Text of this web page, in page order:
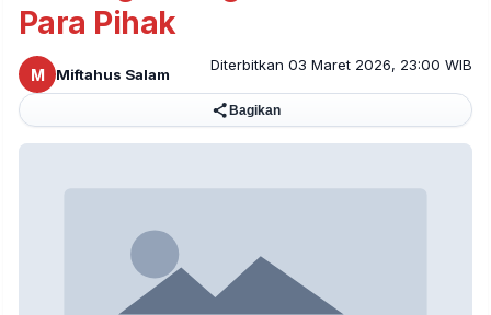
Para Pihak
M Miftahus Salam
Diterbitkan 03 Maret 2026, 23:00 WIB
Bagikan